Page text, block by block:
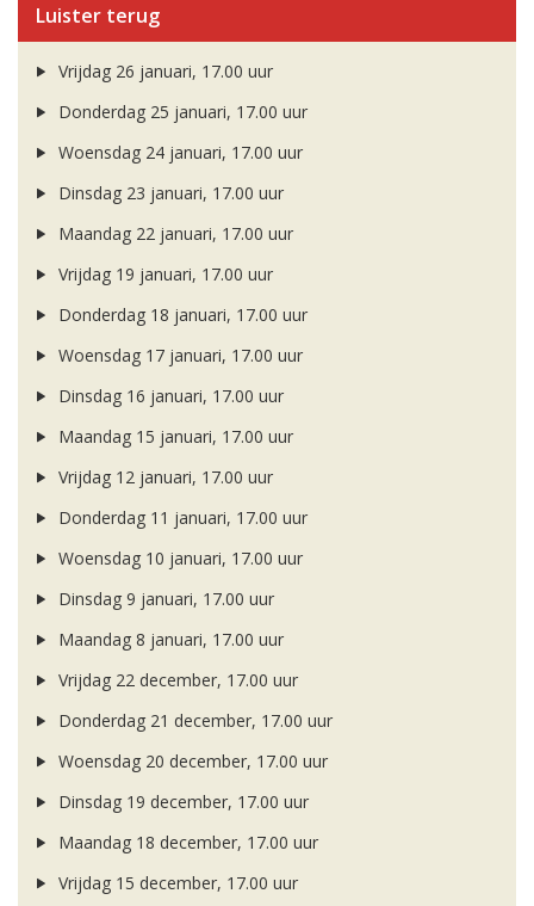
Luister terug
Vrijdag 26 januari, 17.00 uur
Donderdag 25 januari, 17.00 uur
Woensdag 24 januari, 17.00 uur
Dinsdag 23 januari, 17.00 uur
Maandag 22 januari, 17.00 uur
Vrijdag 19 januari, 17.00 uur
Donderdag 18 januari, 17.00 uur
Woensdag 17 januari, 17.00 uur
Dinsdag 16 januari, 17.00 uur
Maandag 15 januari, 17.00 uur
Vrijdag 12 januari, 17.00 uur
Donderdag 11 januari, 17.00 uur
Woensdag 10 januari, 17.00 uur
Dinsdag 9 januari, 17.00 uur
Maandag 8 januari, 17.00 uur
Vrijdag 22 december, 17.00 uur
Donderdag 21 december, 17.00 uur
Woensdag 20 december, 17.00 uur
Dinsdag 19 december, 17.00 uur
Maandag 18 december, 17.00 uur
Vrijdag 15 december, 17.00 uur